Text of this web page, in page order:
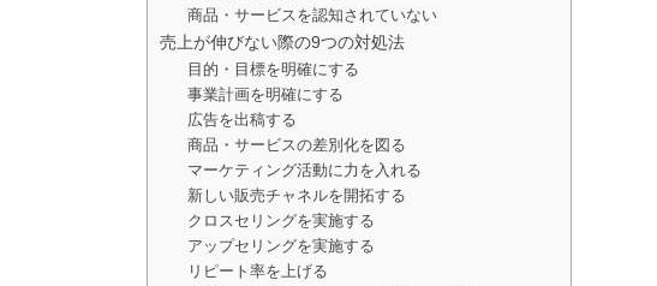
商品・サービスを認知されていない
売上が伸びない際の9つの対処法
目的・目標を明確にする
事業計画を明確にする
広告を出稿する
商品・サービスの差別化を図る
マーケティング活動に力を入れる
新しい販売チャネルを開拓する
クロスセリングを実施する
アップセリングを実施する
リピート率を上げる